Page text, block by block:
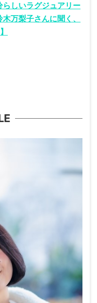
らしいラグジュアリー
万梨子さんに聞く、